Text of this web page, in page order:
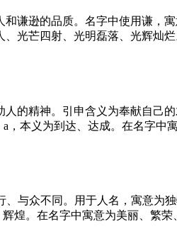
谦逊的品质。名字中使用谦，
光芒四射、光明磊落、光辉灿
的精神。引申含义为奉献自己的
，本义为到达、达成。在名字中
与众不同。用于人名，寓意为
煌。在名字中寓意为美丽、繁荣